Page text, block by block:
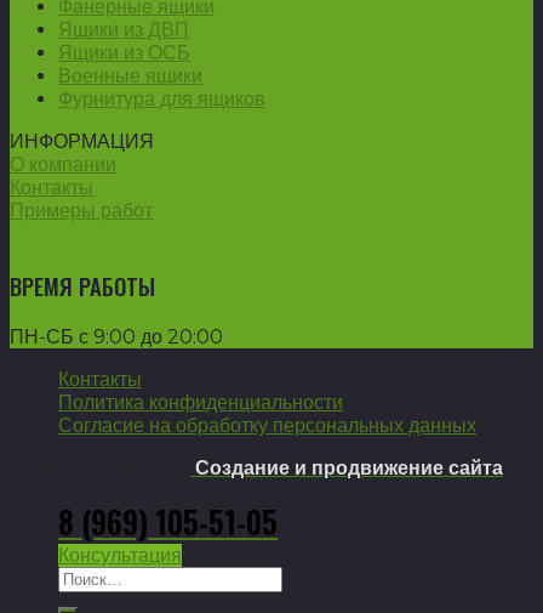
Фанерные ящики
Ящики из ДВП
Ящики из ОСБ
Военные ящики
Фурнитура для ящиков
ИНФОРМАЦИЯ
О компании
Контакты
Примеры работ
ВРЕМЯ РАБОТЫ
ПН-СБ с 9:00 до 20:00
Контакты
Политика конфиденциальности
Согласие на обработку персональных данных
Создание и продвижение сайта
8 (969) 105-51-05
Консультация
Искать: